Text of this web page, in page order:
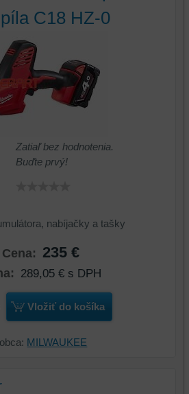
C18 HZ-0
Zatiaľ bez hodnotenia.
Buďte prvý!
nabíjačky a tašky
Cena: 235 €
289,05 € s DPH
Vložiť do košíka
MILWAUKEE